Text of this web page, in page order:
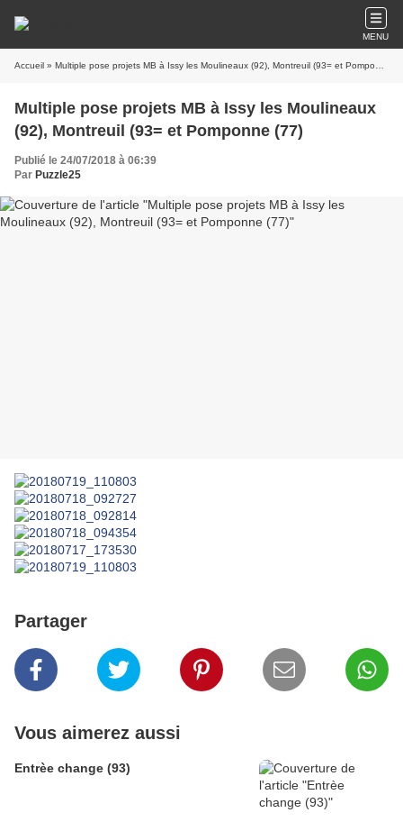
MENU
Accueil » Multiple pose projets MB à Issy les Moulineaux (92), Montreuil (93= et Pomponne (77)
Multiple pose projets MB à Issy les Moulineaux
(92), Montreuil (93= et Pomponne (77)
Publié le 24/07/2018 à 06:39
Par Puzzle25
Partager
Vous aimerez aussi
Entrèe change (93)